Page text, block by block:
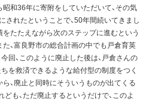
和36年に寄附をしていただいて、その気
れたということで、50年間続いてきまし
をたたえながら次のステップに進むという
、富良野市の総合計画の中でも戸倉育英
回、このように廃止した後は、戸倉さんの
を救済できるような給付型の制度をつく
、廃止と同時にそういうものが出てくる
も、ただ廃止するというだけで、このよ